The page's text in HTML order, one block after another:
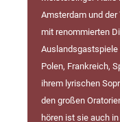
Amsterdam und
mit renommierten
Auslandsgastspiele
Polen, Frankreich,
ihrem lyrischen
den großen
hören ist sie auch